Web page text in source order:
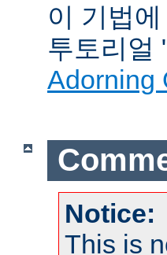
이 기법
투토리얼
Adorning
Notice:
This is